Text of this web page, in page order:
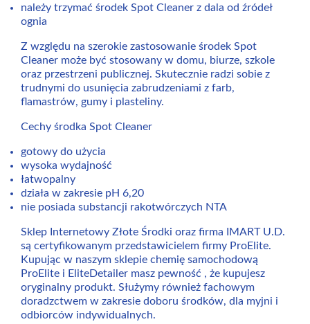
należy trzymać środek Spot Cleaner z dala od źródeł
ognia
Z względu na szerokie zastosowanie środek Spot
Cleaner może być stosowany w domu, biurze, szkole
oraz przestrzeni publicznej. Skutecznie radzi sobie z
trudnymi do usunięcia zabrudzeniami z farb,
flamastrów, gumy i plasteliny.
Cechy środka Spot Cleaner
gotowy do użycia
wysoka wydajność
łatwopalny
działa w zakresie pH 6,20
nie posiada substancji rakotwórczych NTA
Sklep Internetowy Złote Środki oraz firma IMART U.D.
są certyfikowanym przedstawicielem firmy ProElite.
Kupując w naszym sklepie chemię samochodową
ProElite i EliteDetailer masz pewność , że kupujesz
oryginalny produkt. Służymy również fachowym
doradzctwem w zakresie doboru środków, dla myjni i
odbiorców indywidualnych.